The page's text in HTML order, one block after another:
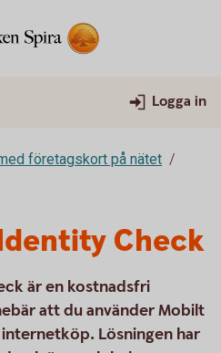
Logga in
företagskort på nätet
Check
är en kostnadsfri
att du använder Mobilt
Lösningen har